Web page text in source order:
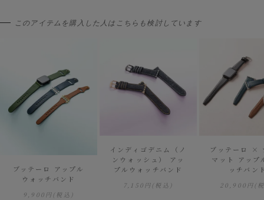
このアイテムを購入した人はこちらも検討しています
ブッテーロ アップル
ウォッチバンド
9,900円(税込)
インディゴデニム（ノ
ンウォッシュ） アッ
プルウォッチバンド
7,150円(税込)
ブッテーロ ×
マット アップ
ッチバン
20,900円(